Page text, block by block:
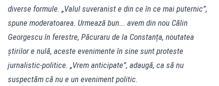
diverse formule. „Valul suveranist e din ce în ce mai puternic”,
spune moderatoarea. Urmează bun... avem din nou Călin
Georgescu în ferestre, Păcuraru de la Constanța, noutatea
știrilor e nulă, aceste evenimente în sine sunt proteste
jurnalistic-politice. „Vrem anticipate”, adaugă, ca să nu
suspectăm că nu e un eveniment politic.